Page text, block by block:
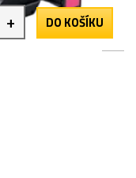
+ DO KOŠÍKU